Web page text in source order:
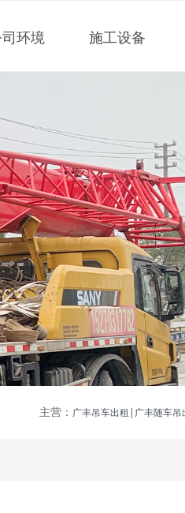
环境 施工设备
主营： 广丰吊车出租|广丰随车